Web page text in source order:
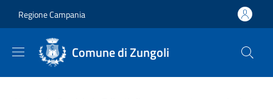
Regione Campania
Comune di Zungoli